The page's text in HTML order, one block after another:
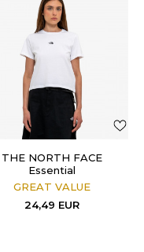
THE NORTH FACE
Essential
GREAT VALUE
24,49 EUR